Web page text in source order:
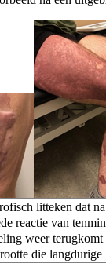
litteken dat
reactie van
weer
die